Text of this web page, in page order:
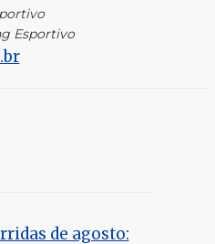
Esportivo
de agosto: